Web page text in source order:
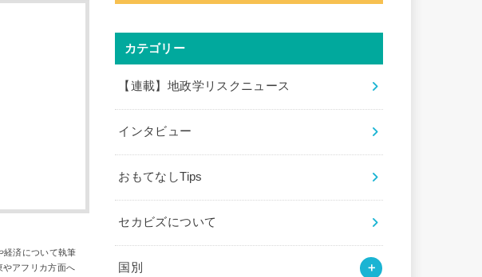
経済について執筆
やアフリカ方面へ
カテゴリー
【連載】地政学リスクニュース
インタビュー
おもてなしTips
セカビズについて
国別